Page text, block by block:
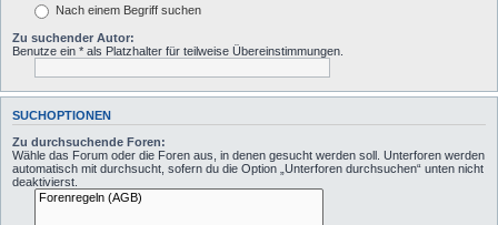
Nach einem Begriff suchen
Zu suchender Autor:
Benutze ein * als Platzhalter für teilweise Übereinstimmungen.
SUCHOPTIONEN
Zu durchsuchende Foren:
Wähle das Forum oder die Foren aus, in denen gesucht werden soll. Unterforen werden
automatisch mit durchsucht, sofern du die Option „Unterforen durchsuchen“ unten nicht
deaktivierst.